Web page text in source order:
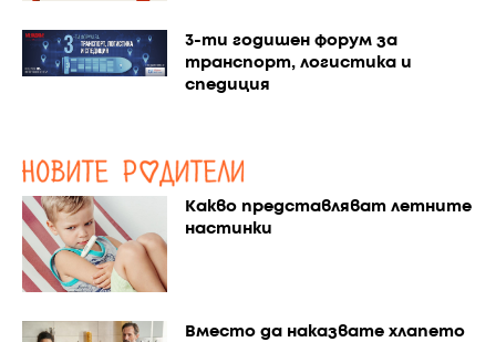
3-ти годишен форум за
транспорт, логистика и
спедиция
Какво представляват летните
настинки
Вместо да наказвате хлапето